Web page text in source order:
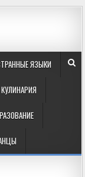
ЯЗЫКИ
КУЛИНАРИЯ